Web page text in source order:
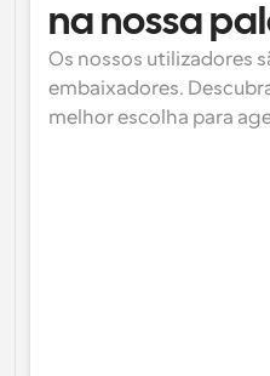
na nossa
Os nossos utilizadores
embaixadores.
melhor escolha para